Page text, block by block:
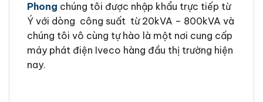
Phong chúng tôi được nhập khẩu trực tiếp từ
Ý với dòng công suất từ 20kVA – 800kVA và
chúng tôi vô cùng tự hào là một nơi cung cấp
máy phát điện Iveco hàng đầu thị trường hiện
nay.